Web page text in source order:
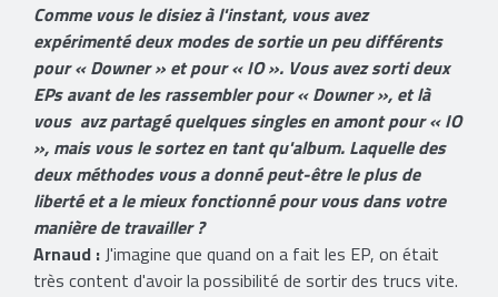
Comme vous le disiez à l'instant, vous avez
expérimenté deux modes de sortie un peu différents
pour « Downer » et pour « IO ». Vous avez sorti deux
EPs avant de les rassembler pour « Downer », et là
vous avz partagé quelques singles en amont pour « IO
», mais vous le sortez en tant qu'album. Laquelle des
deux méthodes vous a donné peut-être le plus de
liberté et a le mieux fonctionné pour vous dans votre
manière de travailler ?
Arnaud :J'imagine que quand on a fait les EP, on était
très content d'avoir la possibilité de sortir des trucs vite.